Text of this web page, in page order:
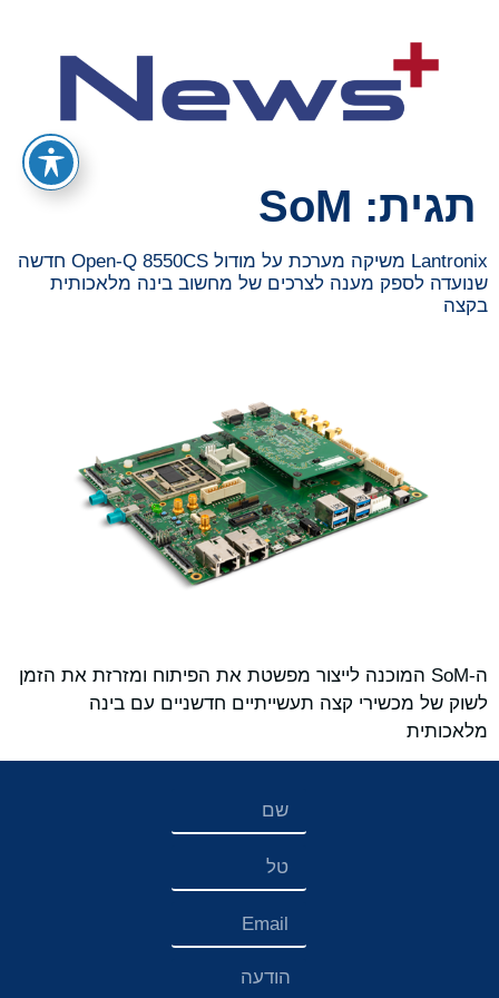
תגית: SoM
Lantronix משיקה מערכת על מודול Open-Q 8550CS חדשה
שנועדה לספק מענה לצרכים של מחשוב בינה מלאכותית
בקצה
ה-SoM המוכנה לייצור מפשטת את הפיתוח ומזרזת את הזמן
לשוק של מכשירי קצה תעשייתיים חדשניים עם בינה
מלאכותית